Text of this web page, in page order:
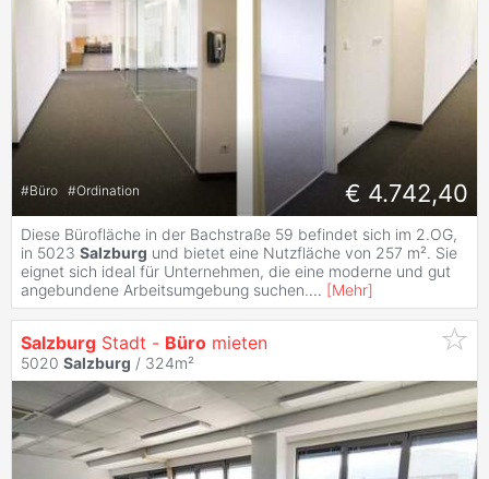
#Büro #Ordination € 4.742,40
Diese Bürofläche in der Bachstraße 59 befindet sich im 2.OG,
in 5023 Salzburg und bietet eine Nutzfläche von 257 m². Sie
eignet sich ideal für Unternehmen, die eine moderne und gut
angebundene Arbeitsumgebung suchen.... [Mehr]
Salzburg Stadt - Büro mieten
5020 Salzburg / 324m²